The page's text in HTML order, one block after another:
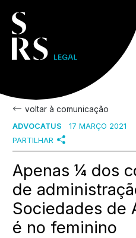
voltar à comunicação
ADVOCATUS
17 MARÇO 2021
PARTILHAR
Apenas ¼ dos
de
Sociedades de
é no feminino